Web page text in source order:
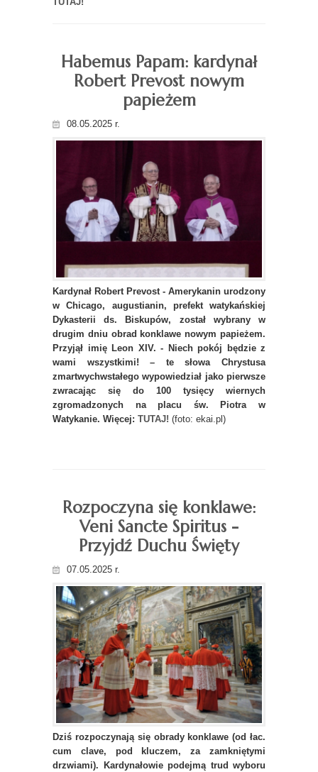
Habemus Papam: kardynał
Robert Prevost nowym
papieżem
08.05.2025 r.
Kardynał Robert Prevost - Amerykanin urodzony
w Chicago, augustianin, prefekt watykańskiej
Dykasterii ds. Biskupów, został wybrany w
drugim dniu obrad konklawe nowym papieżem.
Przyjął imię Leon XIV. - Niech pokój będzie z
wami wszystkimi! – te słowa Chrystusa
zmartwychwstałego wypowiedział jako pierwsze
zwracając się do 100 tysięcy wiernych
zgromadzonych na placu św. Piotra w
Watykanie. Więcej: TUTAJ! (foto: ekai.pl)
Rozpoczyna się konklawe:
Veni Sancte Spiritus -
Przyjdź Duchu Święty
07.05.2025 r.
Dziś rozpoczynają się obrady konklawe (od łac.
cum clave, pod kluczem, za zamkniętymi
drzwiami). Kardynałowie podejmą trud wyboru